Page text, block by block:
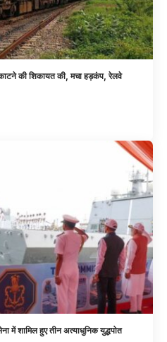
की शिकायत की, मचा हड़कंप, रेलवे
में शामिल हुए तीन अत्याधुनिक युद्धपोत